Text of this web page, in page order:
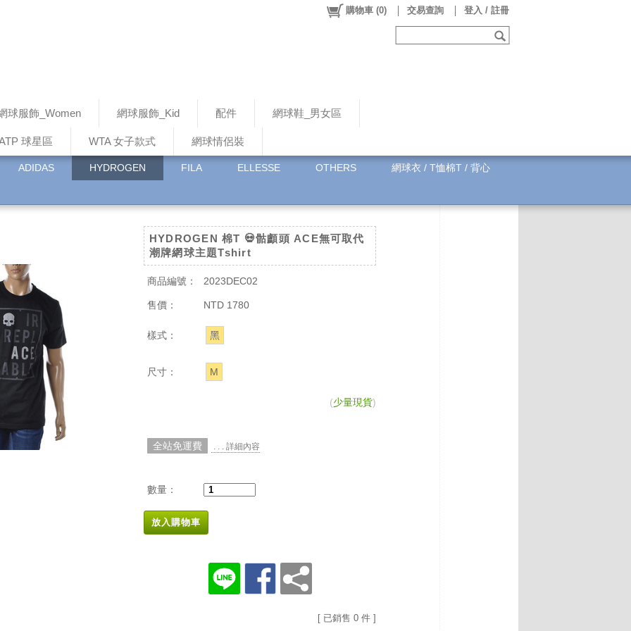
球服飾_Women 網球服飾_Kid 配件 網球鞋_男女區
球星區 WTA 女子款式 網球情侶裝
購物車 (0) 交易查詢 登入 / 註冊
ADIDAS HYDROGEN FILA ELLESSE OTHERS 網球衣 / T恤棉T / 背心
HYDROGEN 棉T 💀骷顱頭 ACE無可取代
潮牌網球主題Tshirt
商品編號： 2023DEC02
售價： NTD 1780
樣式： 黑
尺寸： M
(少量現貨)
全站免運費 . . . 詳細內容
數量：
放入購物車
[ 已銷售 0 件 ]